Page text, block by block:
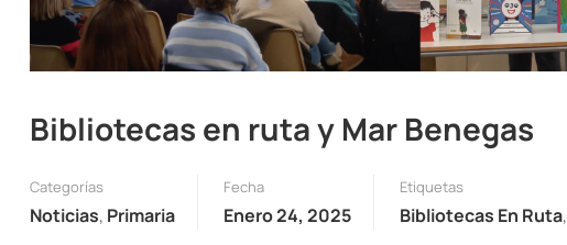
Bibliotecas en ruta y Mar Benegas
Categorías
Noticias, Primaria
Fecha
Enero 24, 2025
Etiquetas
Bibliotecas En Ruta,